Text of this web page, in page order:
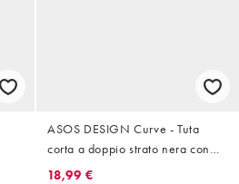
ASOS DESIGN Curve - Tuta
corta a doppio strato nera con
laccetti
18,99 €